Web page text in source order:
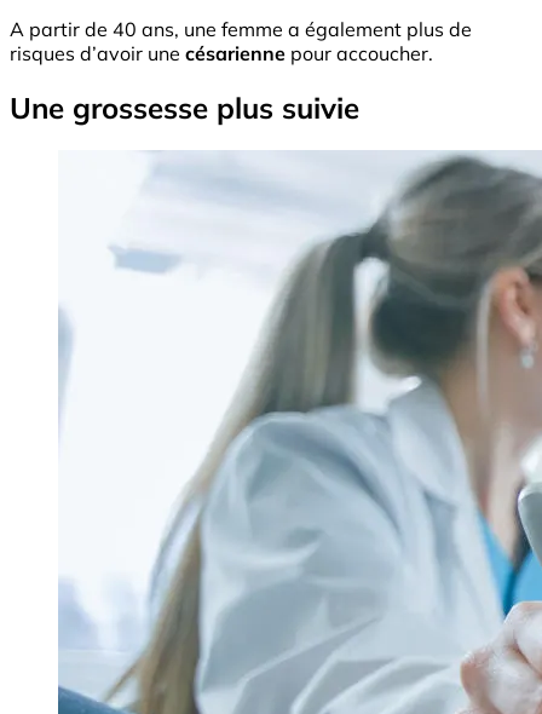
A partir de 40 ans, une femme a également plus de
risques d’avoir une césarienne pour accoucher.
Une grossesse plus suivie